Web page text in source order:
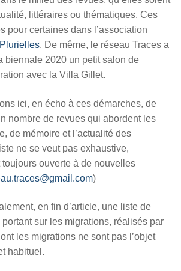
littéraires ou thématiques. Ces
pour certaines dans l’association
. De même, le réseau Traces a
biennale 2020 un petit salon de
avec la Villa Gillet.
ici, en écho à ces démarches, de
nombre de revues qui abordent les
de mémoire et l’actualité des
ne se veut pas exhaustive,
ouverte à de nouvelles
)
en fin d’article, une liste de
sur les migrations, réalisés par
les migrations ne sont pas l’objet
habituel.